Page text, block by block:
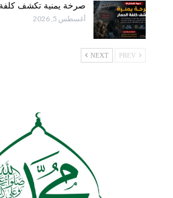
صرخة يمنية تكشف كلفة
أغسطس 5, 2026
NEXT